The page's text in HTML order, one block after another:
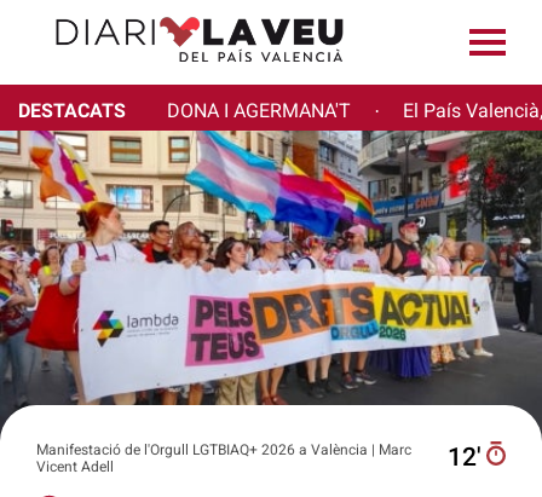
DESTACATS DONA I AGERMANA'T · El País
Manifestació de l'Orgull LGTBIAQ+ 2026 a València | Marc
Vicent Adell
12′